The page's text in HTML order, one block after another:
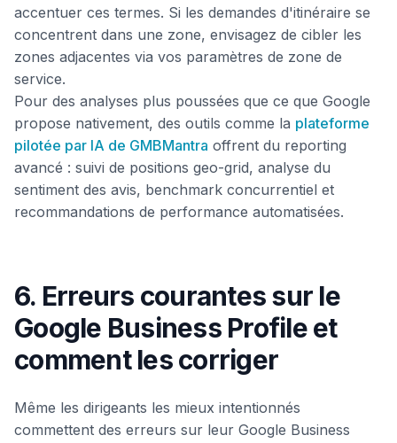
accentuer ces termes. Si les demandes d'itinéraire se
concentrent dans une zone, envisagez de cibler les
zones adjacentes via vos paramètres de zone de
service.
Pour des analyses plus poussées que ce que Google
propose nativement, des outils comme la plateforme
pilotée par IA de GMBMantra offrent du reporting
avancé : suivi de positions geo-grid, analyse du
sentiment des avis, benchmark concurrentiel et
recommandations de performance automatisées.
6. Erreurs courantes sur le
Google Business Profile et
comment les corriger
Même les dirigeants les mieux intentionnés
commettent des erreurs sur leur Google Business